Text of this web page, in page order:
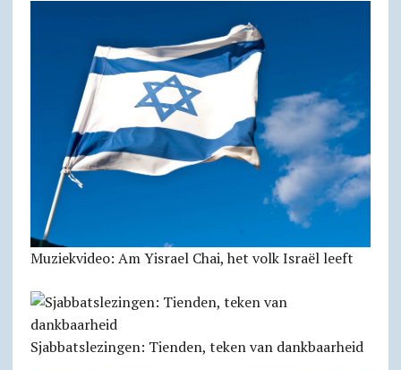
Muziekvideo: Am Yisrael Chai, het volk Israël leeft
Sjabbats­lezingen: Tienden, teken van dankbaarheid